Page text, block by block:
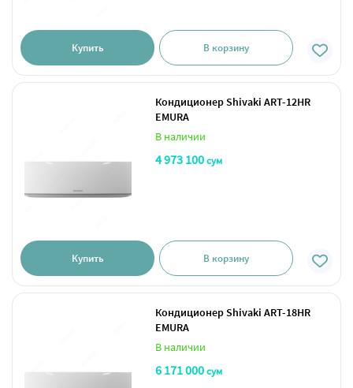
Купить В корзину
Кондиционер Shivaki ART-12HR
EMURA
В наличии
4 973 100сум
Купить В корзину
Кондиционер Shivaki ART-18HR
EMURA
В наличии
6 171 000сум